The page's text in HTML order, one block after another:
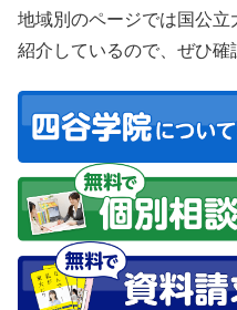
地域別のページでは国公
紹介しているので、ぜひ確